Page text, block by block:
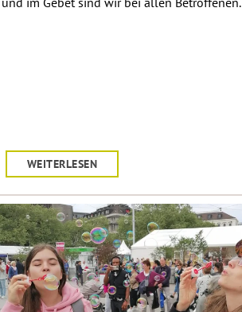
und im Gebet sind wir bei allen Betroffenen.
WEITERLESEN